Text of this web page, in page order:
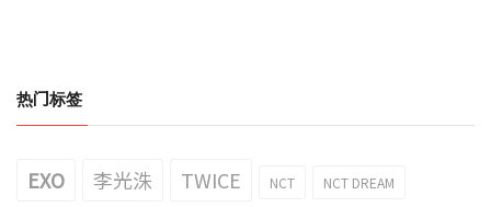
热门标签
EXO 李光洙 TWICE NCT NCT DREAM